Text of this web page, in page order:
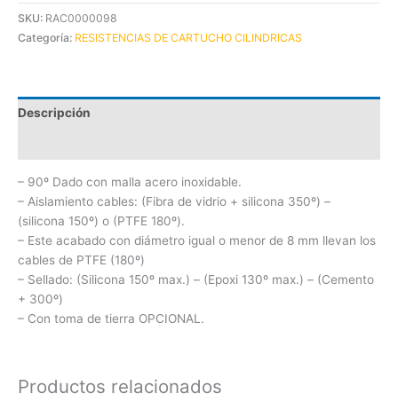
SKU: RAC0000098
Categoría: RESISTENCIAS DE CARTUCHO CILINDRICAS
Descripción
– 90º Dado con malla acero inoxidable.
– Aislamiento cables: (Fibra de vidrio + silicona 350º) –
(silicona 150º) o (PTFE 180º).
– Este acabado con diámetro igual o menor de 8 mm llevan los
cables de PTFE (180º)
– Sellado: (Silicona 150º max.) – (Epoxi 130º max.) – (Cemento
+ 300º)
– Con toma de tierra OPCIONAL.
Productos relacionados